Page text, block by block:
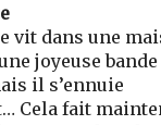
vit dans une
joyeuse bande
il s’ennuie
Cela fait